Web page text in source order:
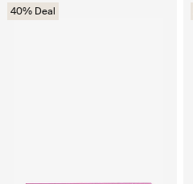
40% Deal